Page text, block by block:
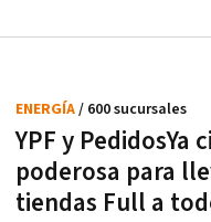
YPF y PedidosYa
poderosa para
tiendas Full a
ENERGÍA/ 600 sucursales